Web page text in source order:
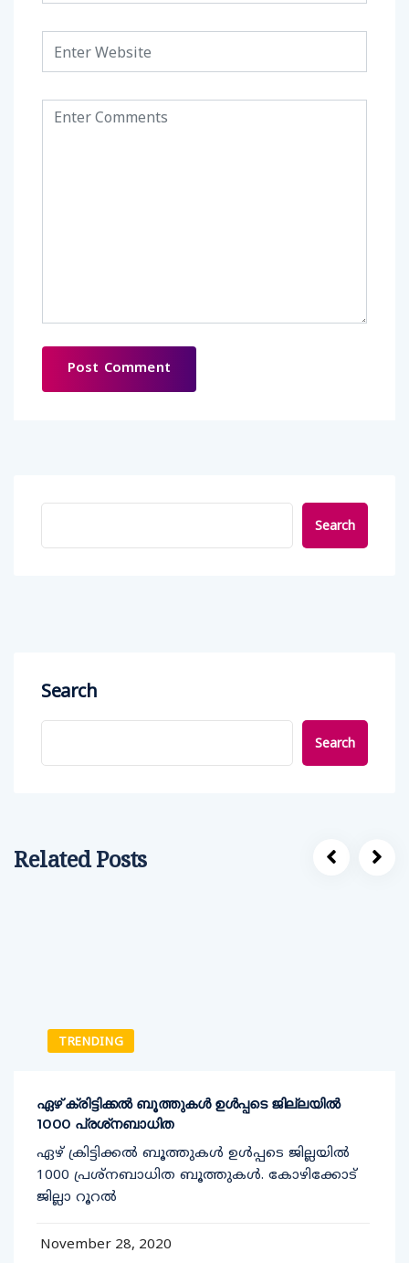
Search
Search
Search
Related Posts
TRENDING
ഏഴ് ക്രിട്ടിക്കല്‍ ബൂത്തുകള്‍ ഉള്‍പ്പടെ ജില്ലയില്‍
1000 പ്രശ്‌നബാധിത
ഏഴ് ക്രിട്ടിക്കല്‍ ബൂത്തുകള്‍ ഉള്‍പ്പടെ ജില്ലയില്‍
1000 പ്രശ്‌നബാധിത ബൂത്തുകള്‍. കോഴിക്കോട്
ജില്ലാ റൂറല്‍
November 28, 2020